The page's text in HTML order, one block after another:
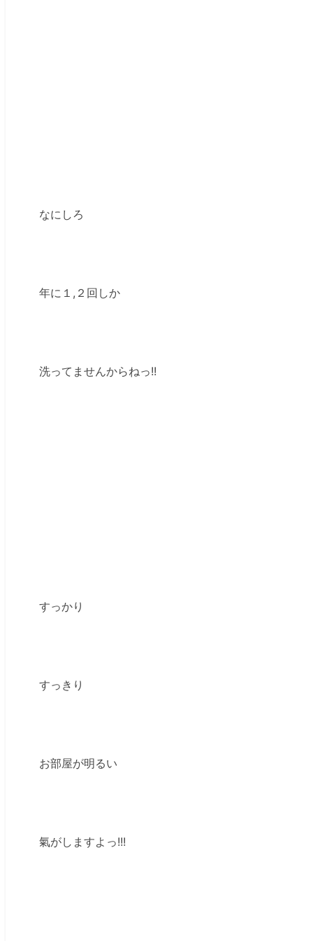
なにしろ
年に１,２回しか
洗ってませんからねっ!!
すっかり
すっきり
お部屋が明るい
氣がしますよっ!!!